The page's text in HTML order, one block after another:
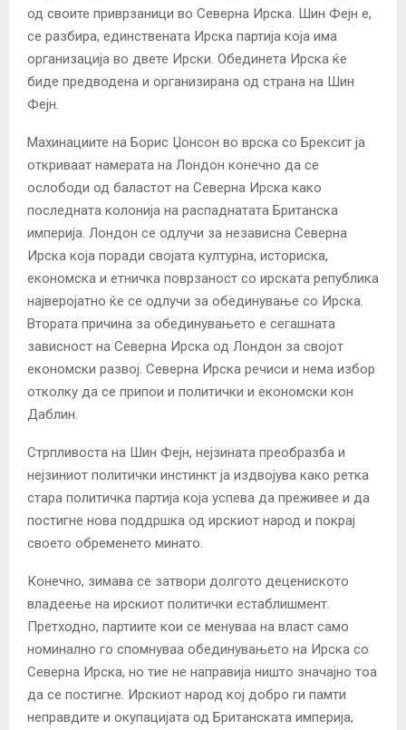
од своите приврзаници во Северна Ирска. Шин Фејн е,
се разбира, единствената Ирска партија која има
организација во двете Ирски. Обединета Ирска ќе
биде предводена и организирана од страна на Шин
Фејн.
Махинациите на Борис Џонсон во врска со Брексит ја
откриваат намерата на Лондон конечно да се
ослободи од баластот на Северна Ирска како
последната колонија на распаднатата Британска
империја. Лондон се одлучи за независна Северна
Ирска која поради својата културна, историска,
економска и етничка поврзаност со ирската република
најверојатно ќе се одлучи за обединување со Ирска.
Втората причина за обединувањето е сегашната
зависност на Северна Ирска од Лондон за својот
економски развој. Северна Ирска речиси и нема избор
отколку да се припои и политички и економски кон
Даблин.
Стрпливоста на Шин Фејн, нејзината преобразба и
нејзиниот политички инстинкт ја издвојува како ретка
стара политичка партија која успева да преживее и да
постигне нова поддршка од ирскиот народ и покрај
своето обременето минато.
Конечно, зимава се затвори долгото децениското
владеење на ирскиот политички естаблишмент.
Претходно, партиите кои се менуваа на власт само
номинално го спомнуваа обединувањето на Ирска со
Северна Ирска, но тие не направија ништо значајно тоа
да се постигне. Ирскиот народ кој добро ги памти
неправдите и окупацијата од Британската империја,